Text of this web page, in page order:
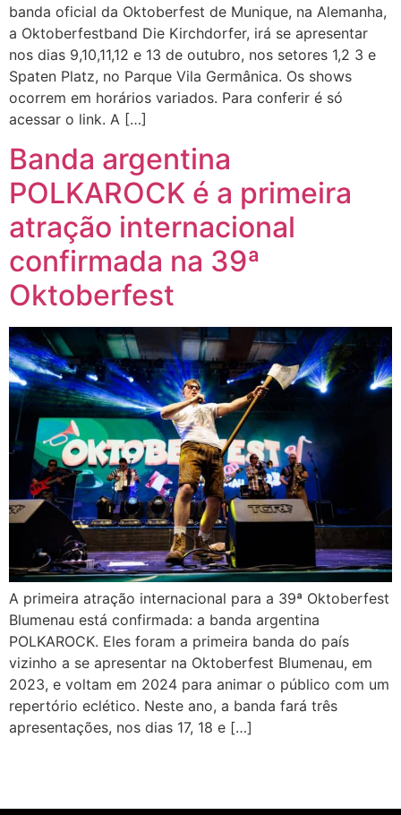
banda oficial da Oktoberfest de Munique, na Alemanha,
a Oktoberfestband Die Kirchdorfer, irá se apresentar
nos dias 9,10,11,12 e 13 de outubro, nos setores 1,2 3 e
Spaten Platz, no Parque Vila Germânica. Os shows
ocorrem em horários variados. Para conferir é só
acessar o link. A […]
Banda argentina
POLKAROCK é a primeira
atração internacional
confirmada na 39ª
Oktoberfest
A primeira atração internacional para a 39ª Oktoberfest
Blumenau está confirmada: a banda argentina
POLKAROCK. Eles foram a primeira banda do país
vizinho a se apresentar na Oktoberfest Blumenau, em
2023, e voltam em 2024 para animar o público com um
repertório eclético. Neste ano, a banda fará três
apresentações, nos dias 17, 18 e […]